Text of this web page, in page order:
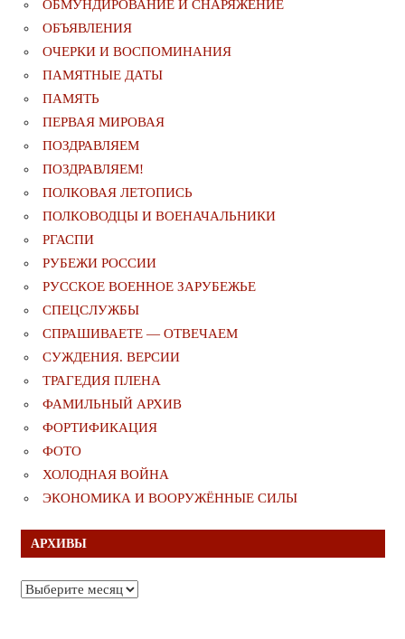
ОБМУНДИРОВАНИЕ И СНАРЯЖЕНИЕ
ОБЪЯВЛЕНИЯ
ОЧЕРКИ И ВОСПОМИНАНИЯ
ПАМЯТНЫЕ ДАТЫ
ПАМЯТЬ
ПЕРВАЯ МИРОВАЯ
ПОЗДРАВЛЯЕМ
ПОЗДРАВЛЯЕМ!
ПОЛКОВАЯ ЛЕТОПИСЬ
ПОЛКОВОДЦЫ И ВОЕНАЧАЛЬНИКИ
РГАСПИ
РУБЕЖИ РОССИИ
РУССКОЕ ВОЕННОЕ ЗАРУБЕЖЬЕ
СПЕЦСЛУЖБЫ
СПРАШИВАЕТЕ — ОТВЕЧАЕМ
СУЖДЕНИЯ. ВЕРСИИ
ТРАГЕДИЯ ПЛЕНА
ФАМИЛЬНЫЙ АРХИВ
ФОРТИФИКАЦИЯ
ФОТО
ХОЛОДНАЯ ВОЙНА
ЭКОНОМИКА И ВООРУЖЁННЫЕ СИЛЫ
АРХИВЫ
Архивы